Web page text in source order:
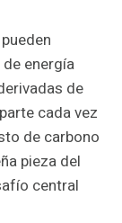
energía
de
cada vez
de carbono
pieza del
central